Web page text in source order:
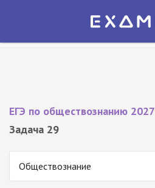
Экзамер — ЕГЭ 2027
ЕГЭ по обществознанию 2027
Задача 29
Обществознание